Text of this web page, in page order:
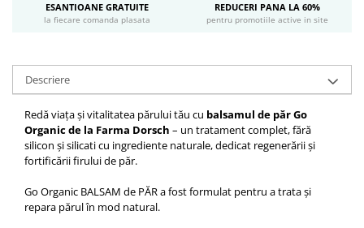
ESANTIOANE GRATUITE
la fiecare comanda plasata
REDUCERI PANA LA 60%
pentru promotiile active in site
Descriere
Redă viața și vitalitatea părului tău cu balsamul de păr Go
Organic de la Farma Dorsch – un tratament complet, fără
silicon și silicati cu ingrediente naturale, dedicat regenerării și
fortificării firului de păr.
Go Organic BALSAM de PĂR a fost formulat pentru a trata și
repara părul în mod natural.